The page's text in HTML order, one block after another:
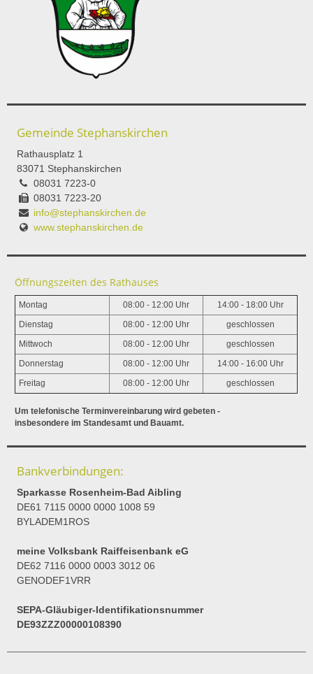
Gemeinde Stephanskirchen
Rathausplatz 1
83071 Stephanskirchen
08031 7223-0
08031 7223-20
info@stephanskirchen.de
www.stephanskirchen.de
Öffnungszeiten des Rathauses
Montag 08:00 - 12:00 Uhr 14:00 - 18:00 Uhr
Dienstag 08:00 - 12:00 Uhr geschlossen
Mittwoch 08:00 - 12:00 Uhr geschlossen
Donnerstag 08:00 - 12:00 Uhr 14:00 - 16:00 Uhr
Freitag 08:00 - 12:00 Uhr geschlossen
Um telefonische Terminvereinbarung wird gebeten -
insbesondere im Standesamt und Bauamt.
Bankverbindungen:
Sparkasse Rosenheim-Bad Aibling
DE61 7115 0000 0000 1008 59
BYLADEM1ROS
meine Volksbank Raiffeisenbank eG
DE62 7116 0000 0003 3012 06
GENODEF1VRR
SEPA-Gläubiger-Identifikationsnummer
DE93ZZZ00000108390